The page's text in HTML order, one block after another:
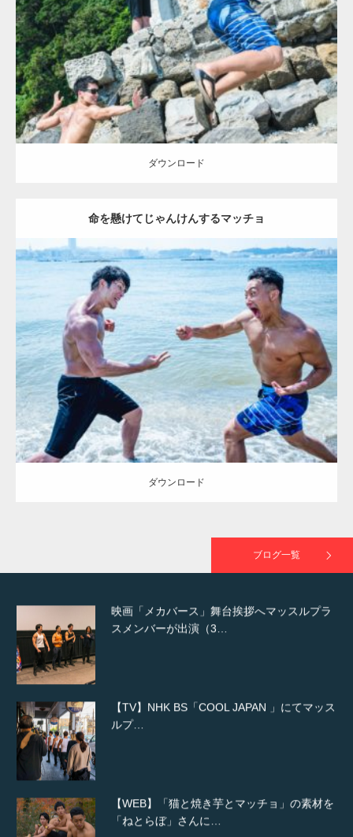
Category:海のマッチョ2 inori AKIHITO(細マッチョ) SOSUKE 外資系
筋肉 闘うマッチョ
ダウンロード
ダウンロード
命を懸けてじゃんけんするマッチョ
Update: 2023.09.6
Category: 海のマッチョ2 inori 外資系筋肉
ダウンロード
ダウンロード
ブログ一覧
【YouTube】マッチョフリー素材メンバーが
ギネス世界記録…
【TV】TBS番組「ひるおび」にてマッスルプ
TOKYO FMラジオ番組「ONE MORNING」
で紹介さ…
NHK「所さん！事件ですよ」に取材されまし
た（6/8放送）
映画「メカバース」舞台挨拶へマッスルプラ
スメンバーが出演（3…
【TV】NHK BS「COOL JAPAN 」にてマッス
ルプ…
【WEB】「猫と焼き芋とマッチョ」の素材を
「ねとらぼ」さんに…